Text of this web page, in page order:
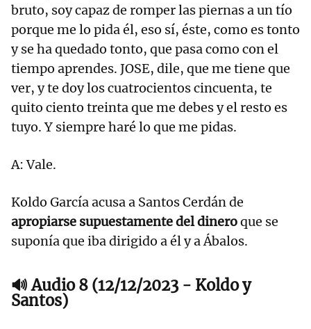
bruto, soy capaz de romper las piernas a un tío
porque me lo pida él, eso sí, éste, como es tonto
y se ha quedado tonto, que pasa como con el
tiempo aprendes. JOSE, dile, que me tiene que
ver, y te doy los cuatrocientos cincuenta, te
quito ciento treinta que me debes y el resto es
tuyo. Y siempre haré lo que me pidas.
A: Vale.
Koldo García acusa a Santos Cerdán de
apropiarse supuestamente del dineroque se
suponía que iba dirigido a él y a Ábalos.
🔊 Audio 8 (12/12/2023 - Koldo y
Santos)